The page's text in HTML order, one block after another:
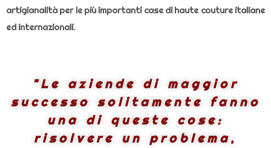
artigianalità per le più importanti case di haute couture italiane
ed internazionali.
"Le aziende di maggior
successo solitamente fanno
una di queste cose:
risolvere un problema,